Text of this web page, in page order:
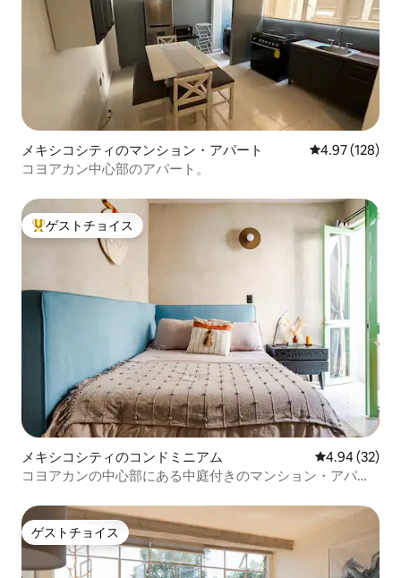
メキシコシティのマンション・アパート レビュー128
4.97 (128)
コヨアカン中心部のアパート。
大好評のゲストチョイスです。
ゲストチョイス
メキシコシティのコンドミニアム レビュー32
4.94 (32)
コヨアカンの中心部にある中庭付きのマンション・アパー
ゲストチョイス
ゲストチョイス